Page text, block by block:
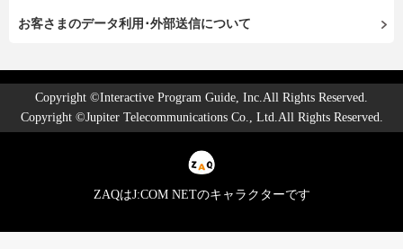
お客さまのデータ利用･外部送信について
Copyright ©Interactive Program Guide, Inc.All Rights Reserved.
Copyright ©Jupiter Telecommunications Co., Ltd.All Rights Reserved.
ZAQはJ:COM NETのキャラクターです